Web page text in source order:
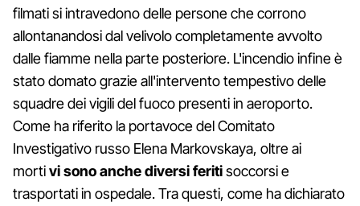
filmati si intravedono delle persone che corrono
allontanandosi dal velivolo completamente avvolto
dalle fiamme nella parte posteriore. L'incendio infine è
stato domato grazie all'intervento tempestivo delle
squadre dei vigili del fuoco presenti in aeroporto.
Come ha riferito la portavoce del Comitato
Investigativo russo Elena Markovskaya, oltre ai
mortivi sono anche diversi feritisoccorsi e
trasportati in ospedale. Tra questi, come ha dichiarato